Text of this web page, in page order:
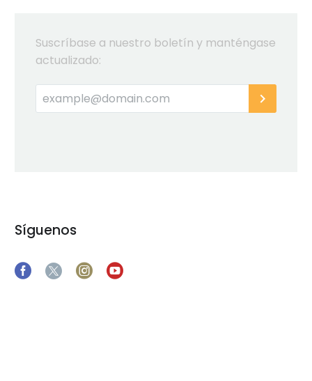
Suscríbase a nuestro boletín y manténgase
actualizado:
Síguenos